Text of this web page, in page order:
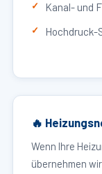
Kanal- und
Hochdruck-
🔥
Wenn Ihre
übernehmen